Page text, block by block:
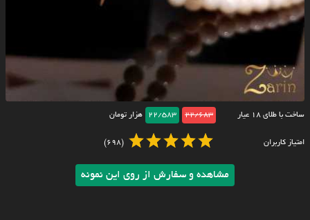
ساخت با طلای ۱۸ عیار 22/683
22/583 هزار تومان
امتیاز کاربران (698)
مشاهده و سفارش از روی این نمونه